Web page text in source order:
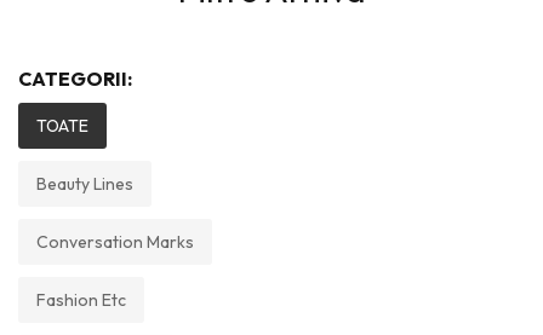
CATEGORII:
TOATE
Beauty Lines
Conversation Marks
Fashion Etc